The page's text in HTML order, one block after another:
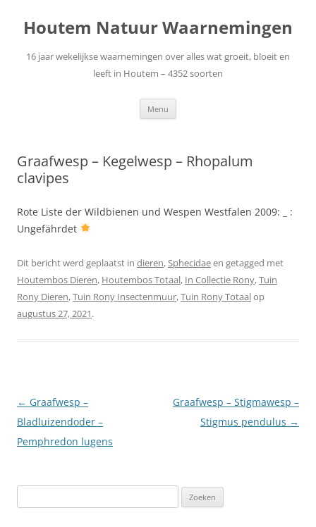
de
inhoud
Houtem Natuur Waarnemingen
16 jaar wekelijkse waarnemingen over alles wat groeit, bloeit en
leeft in Houtem – 4352 soorten
Menu
Graafwesp – Kegelwesp – Rhopalum
clavipes
Rote Liste der Wildbienen und Wespen Westfalen 2009: _ :
Ungefährdet
Dit bericht werd geplaatst in dieren,Sphecidaeen getagged met
Houtembos Dieren, Houtembos Totaal, In Collectie Rony,Tuin
Rony Dieren,Tuin Rony Insectenmuur,Tuin Rony Totaalop
augustus 27, 2021.
Berichtnavigatie
← Graafwesp –
Bladluizendoder –
Pemphredon lugens
Graafwesp – Stigmawesp –
Stigmus pendulus →
naar: